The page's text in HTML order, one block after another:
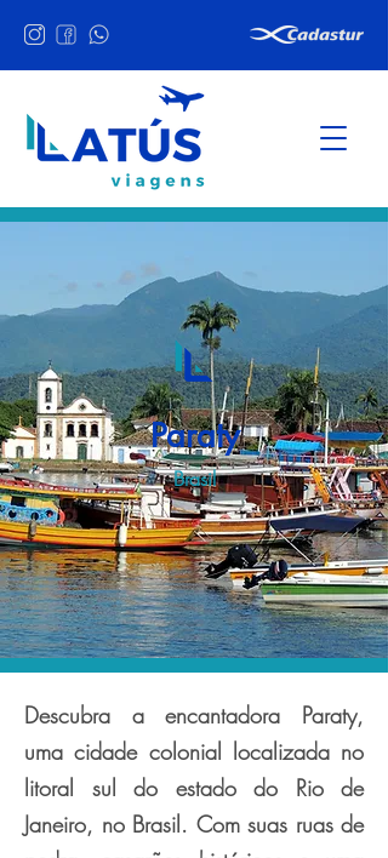
Paraty
Brasil
Descubra a encantadora Paraty,
uma cidade colonial localizada no
litoral sul do estado do Rio de
Janeiro, no Brasil. Com suas ruas de